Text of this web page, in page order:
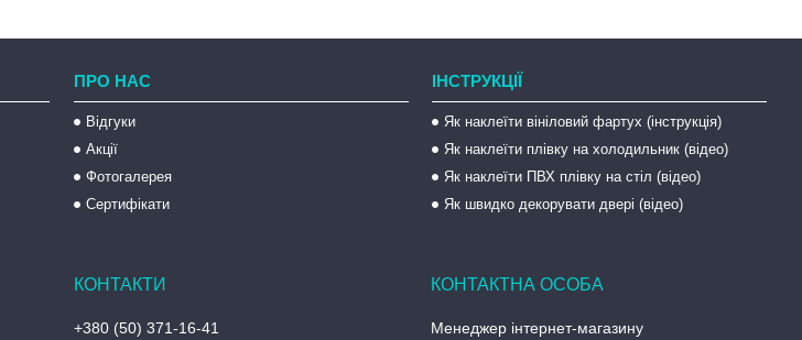
ПРО НАС
Відгуки
Акції
Фотогалерея
Сертифікати
ІНСТРУКЦІЇ
Як наклеїти вініловий фартух (інструкція)
Як наклеїти плівку на холодильник (відео)
Як наклеїти ПВХ плівку на стіл (відео)
Як швидко декорувати двері (відео)
+380 (50) 371-16-41
Менеджер інтернет-магазину